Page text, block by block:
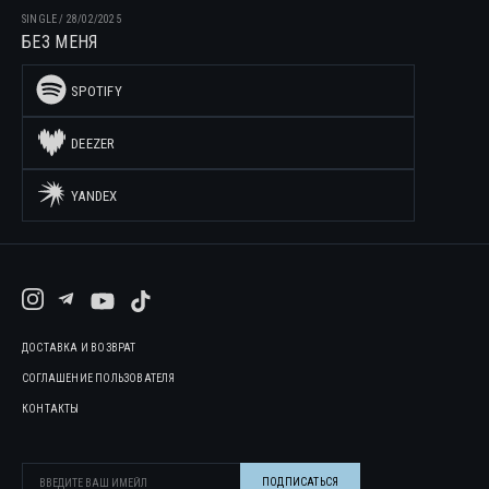
SINGLE/ 28/02/2025
БЕЗ МЕНЯ
SPOTIFY
DEEZER
YANDEX
ДОСТАВКА И ВОЗВРАТ
СОГЛАШЕНИЕ ПОЛЬЗОВАТЕЛЯ
КОНТАКТЫ